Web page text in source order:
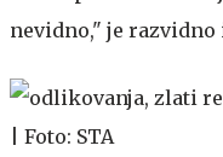
nevidno," je